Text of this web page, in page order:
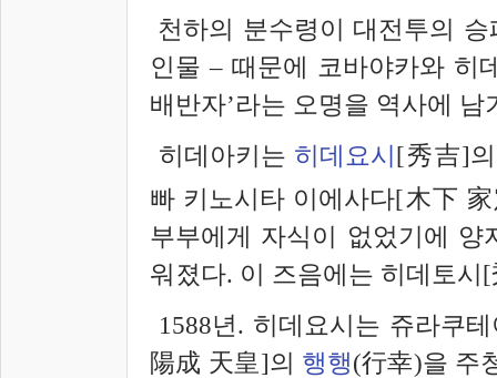
천하의 분수령이 대전투의
인물 – 때문에 코바야카와
배반자’라는 오명을 역사에 남
히데아키는 히데요시 [秀吉]
빠 키노시타 이에사다[木下
부부에게 자식이 없었기에
워졌다. 이 즈음에는 히데토시
1588년. 히데요시는 쥬라쿠
陽成 天皇]의 행행(行幸)을 주